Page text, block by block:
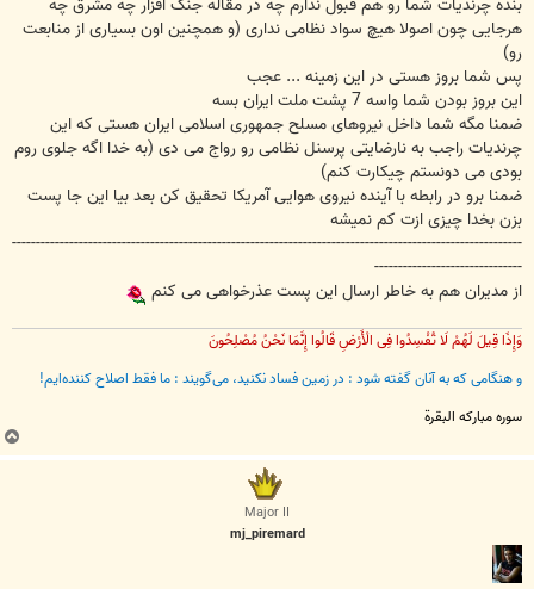
هرجایی چون اصولا هیچ سواد نظامی نداری (و همچنین اون بسیاری از منابعت
رو)
پس شما بروز هستی در این زمینه ... عجب
این بروز بودن شما واسه 7 پشت ملت ایران بسه
ضمنا مگه شما داخل نیروهای مسلح جمهوری اسلامی ایران هستی که این
چرندیات راجب به نارضایتی پرسنل نظامی رو رواج می دی (به خدا اگه جلوی روم
بودی می دونستم چیکارت کنم)
ضمنا برو در رابطه با آینده نیروی هوایی آمریکا تحقیق کن بعد بیا این جا پست
بزن بخدا چیزی ازت کم نمیشه
-----------------------------------------------------------------------------------------------------------
-------------------------------
از مدیران هم به خاطر ارسال این پست عذرخواهی می کنم
وَإِذَا قِیلَ لَهُمْ لَا تُفْسِدُوا فِی الْأَرْضِ قَالُوا إِنَّمَا نَحْنُ مُصْلِحُونَ
و هنگامی که به آنان گفته شود : در زمین فساد نکنید، می‌گویند : ما فقط اصلاح‌ کننده‌ایم!
سوره مبارکه البقرة
Major II
mj_piremard